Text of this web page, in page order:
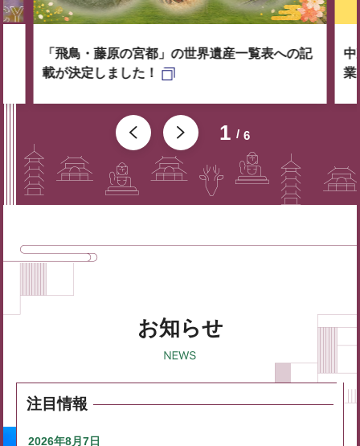
1 6
「飛鳥・藤原の宮都」の世界遺産一覧表への記
載が決定しました！
中
業
お知らせ
注目情報
2026年8月7日